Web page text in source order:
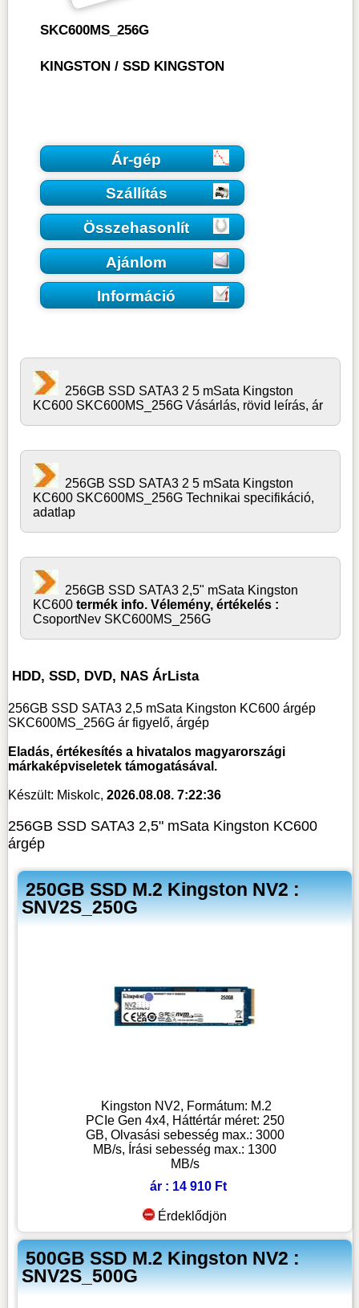
SKC600MS_256G
KINGSTON / SSD KINGSTON
Ár-gép
Szállítás
Összehasonlít
Ajánlom
Információ
256GB SSD SATA3 2 5 mSata Kingston
KC600 SKC600MS_256G Vásárlás, rövid leírás, ár
256GB SSD SATA3 2 5 mSata Kingston
KC600 SKC600MS_256G Technikai specifikáció,
adatlap
256GB SSD SATA3 2,5" mSata Kingston
KC600 termék info. Vélemény, értékelés :
CsoportNev SKC600MS_256G
HDD, SSD, DVD, NAS ÁrLista
256GB SSD SATA3 2,5 mSata Kingston KC600 árgép
SKC600MS_256G ár figyelő, árgép
Eladás, értékesítés a hivatalos magyarországi
márkaképviseletek támogatásával.
Készült: Miskolc, 2026.08.08. 7:22:36
256GB SSD SATA3 2,5" mSata Kingston KC600
árgép
250GB SSD M.2 Kingston NV2 :
SNV2S_250G
Kingston NV2, Formátum: M.2
PCIe Gen 4x4, Háttértár méret: 250
GB, Olvasási sebesség max.: 3000
MB/s, Írási sebesség max.: 1300
MB/s
ár : 14 910 Ft
Érdeklődjön
500GB SSD M.2 Kingston NV2 :
SNV2S_500G